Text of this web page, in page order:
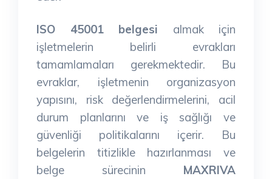
ISO 45001 belgesi almak için
işletmelerin belirli evrakları
tamamlamaları gerekmektedir. Bu
evraklar, işletmenin organizasyon
yapısını, risk değerlendirmelerini, acil
durum planlarını ve iş sağlığı ve
güvenliği politikalarını içerir. Bu
belgelerin titizlikle hazırlanması ve
belge sürecinin MAXRIVA